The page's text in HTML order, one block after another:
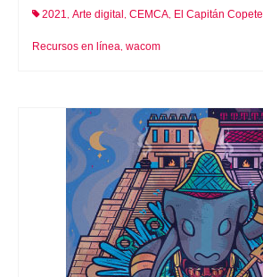
2021, Arte digital , CEMCA, El Capitán Copete
Recursos en línea, wacom